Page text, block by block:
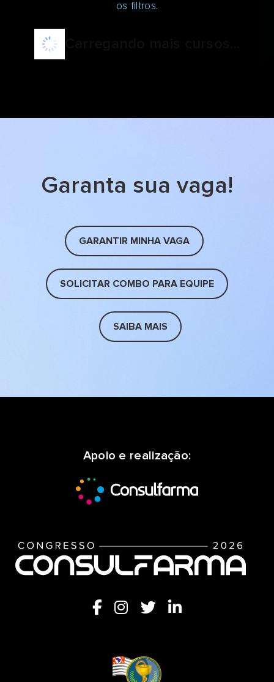
os filtros.
Garanta sua vaga!
GARANTIR MINHA VAGA
SOLICITAR COMBO PARA EQUIPE
SAIBA MAIS
Apoio e realização: